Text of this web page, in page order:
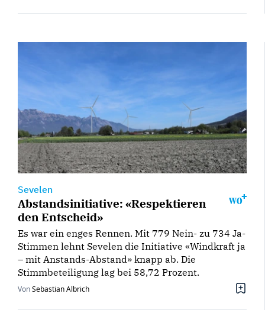
Sevelen
Abstandsinitiative: «Respektieren
den Entscheid»
Es war ein enges Rennen. Mit 779 Nein- zu 734 Ja-
Stimmen lehnt Sevelen die Initiative «Windkraft ja
– mit Anstands-Abstand» knapp ab. Die
Stimmbeteiligung lag bei 58,72 Prozent.
VonSebastian Albrich